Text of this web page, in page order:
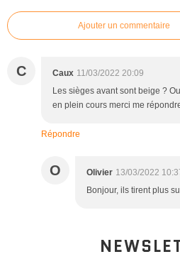
Ajouter un commentaire
C Caux 11/03/2022 20:09
Les sièges avant sont beige ?
en plein cours merci me
Répondre
O Olivier 13/03/2022
Bonjour, ils tirent plus